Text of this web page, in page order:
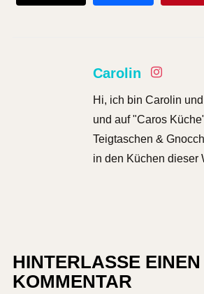
Carolin
Hi, ich bin Carolin
und auf "Caros
Teigtaschen &
in den Küchen dieser
HINTERLASSE EINEN
KOMMENTAR